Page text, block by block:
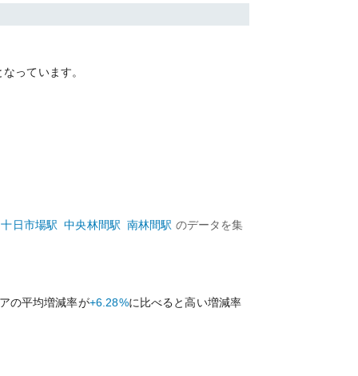
っています。
十日市場駅 中央林間駅 南林間駅 のデータを集
の平均増減率が+6.28%に比べると高い増減率